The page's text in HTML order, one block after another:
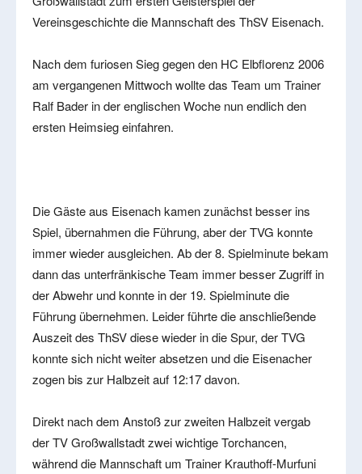
Vereinsgeschichte die Mannschaft des ThSV Eisenach.
Nach dem furiosen Sieg gegen den HC Elbflorenz 2006
am vergangenen Mittwoch wollte das Team um Trainer
Ralf Bader in der englischen Woche nun endlich den
ersten Heimsieg einfahren.
Die Gäste aus Eisenach kamen zunächst besser ins
Spiel, übernahmen die Führung, aber der TVG konnte
immer wieder ausgleichen. Ab der 8. Spielminute bekam
dann das unterfränkische Team immer besser Zugriff in
der Abwehr und konnte in der 19. Spielminute die
Führung übernehmen. Leider führte die anschließende
Auszeit des ThSV diese wieder in die Spur, der TVG
konnte sich nicht weiter absetzen und die Eisenacher
zogen bis zur Halbzeit auf 12:17 davon.
Direkt nach dem Anstoß zur zweiten Halbzeit vergab
der TV Großwallstadt zwei wichtige Torchancen,
während die Mannschaft um Trainer Krauthoff-Murfuni